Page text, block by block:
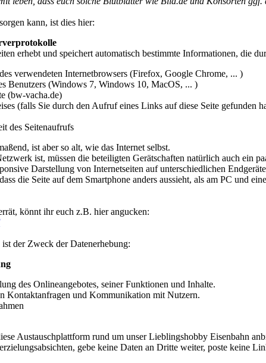
kann, ist dies hier:
erhebt und speichert automatisch bestimmte Informationen, die
verwendeten Internetbrowsers (Firefox, Google Chrome, ... )
Benutzers (Windows 7, Windows 10, MacOS, ... )
(bw-vacha.de)
(falls Sie durch den Aufruf eines Links auf diese Seite gefunden
des Seitenaufrufs
ist aber so alt, wie das Internet selbst.
ist, müssen die beteiligten Gerätschaften natürlich auch ein
Darstellung von Internetseiten auf unterschiedlichen
die Seite auf dem Smartphone anders aussieht, als am PC und
könnt ihr euch z.B. hier angucken:
der Zweck der Datenerhebung:
des Onlineangebotes, seiner Funktionen und Inhalte.
Kontaktanfragen und Kommunikation mit Nutzern.
Austauschplattform rund um unser Lieblingshobby Eisenbahn
gebe keine Daten an Dritte weiter, poste keine